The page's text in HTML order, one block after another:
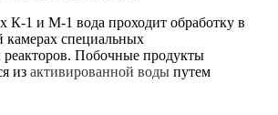
К-1 и М-1 вода проходит обработку в
камерах специальных
реакторов. Побочные продукты
из активированной воды путем